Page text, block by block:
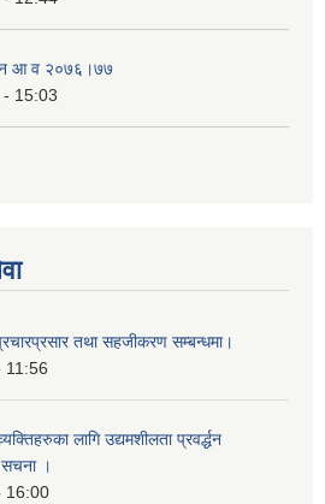
आ व २०७६।७७
15:03
तथा सहजीकरण सम्बन्धमा।
11:56
लागि उद्यमशीलता प्रवर्द्धन
सचना ।
16:00